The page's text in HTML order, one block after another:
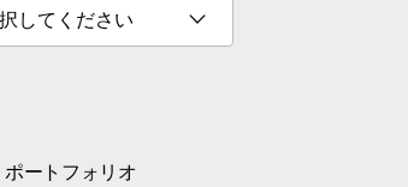
ポートフォリオ